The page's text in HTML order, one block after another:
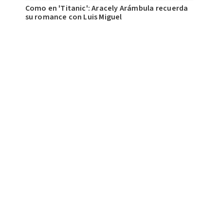
Como en 'Titanic': Aracely Arámbula recuerda
su romance con Luis Miguel